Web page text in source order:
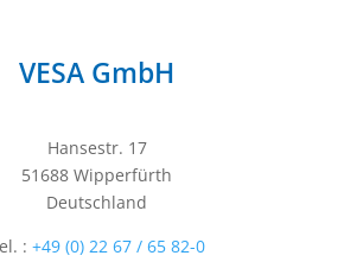
VESA GmbH
Hansestr. 17
51688 Wipperfürth
Deutschland
: +49 (0) 22 67 / 65 82-0